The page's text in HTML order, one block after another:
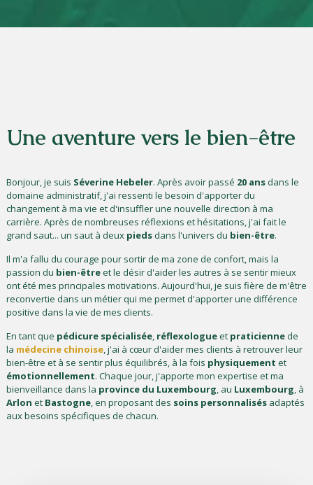
Une aventure vers le bien-être
Bonjour, je suis Séverine Hebeler. Après avoir passé 20 ansdans le
domaine administratif, j'ai ressenti le besoin d'apporter du
changement à ma vie et d'insuffler une nouvelle direction à ma
carrière. Après de nombreuses réflexions et hésitations, j'ai fait le
grand saut... un saut à deux piedsdans l'univers du bien-être.
Il m'a fallu du courage pour sortir de ma zone de confort, mais la
passion du bien-êtreet le désir d'aider les autres à se sentir mieux
ont été mes principales motivations. Aujourd'hui, je suis fière de m'être
reconvertie dans un métier qui me permet d'apporter une différence
positive dans la vie de mes clients.
En tant que pédicure spécialisée, réflexologueet praticiennede
la médecine chinoise, j'ai à cœur d'aider mes clients à retrouver leur
bien-être et à se sentir plus équilibrés, à la fois physiquement et
émotionnellement. Chaque jour, j'apporte mon expertise et ma
bienveillance dans la province du Luxembourg, au Luxembourg, à
Arlon et Bastogne, en proposant des soins personnalisésadaptés
aux besoins spécifiques de chacun.